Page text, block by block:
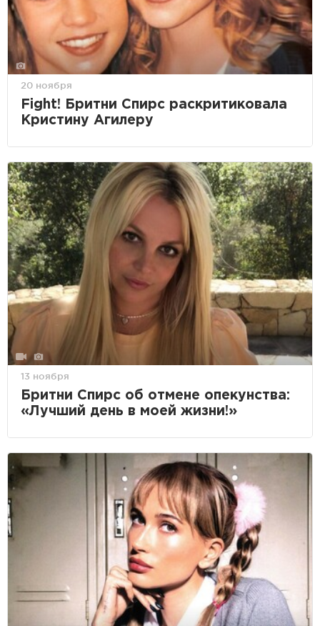
20 ноября
Fight! Бритни Спирс раскритиковала
Кристину Агилеру
13 ноября
Бритни Спирс об отмене опекунства:
«Лучший день в моей жизни!»